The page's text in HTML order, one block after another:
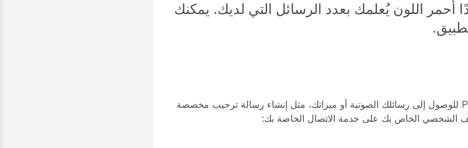
اللون يُعلمك بعدد الرسائل التي لديك. يمكنك
، قد تحتاج إلى رمز PIN للوصول إلى رسائلك الصوتية أو ميزاتك، مثل إنشاء رسالة ترحيب مخصصة
الشخصي الخاص بك على خدمة الاتصال الخاصة بك: